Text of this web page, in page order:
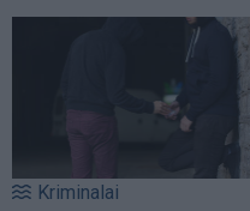
Kriminalai